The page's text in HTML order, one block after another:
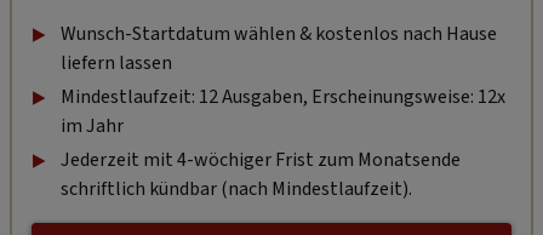
Wunsch-Startdatum wählen & kostenlos nach Hause
liefern lassen
Mindestlaufzeit: 12 Ausgaben, Erscheinungsweise: 12x
im Jahr
Jederzeit mit 4-wöchiger Frist zum Monatsende
schriftlich kündbar (nach Mindestlaufzeit).